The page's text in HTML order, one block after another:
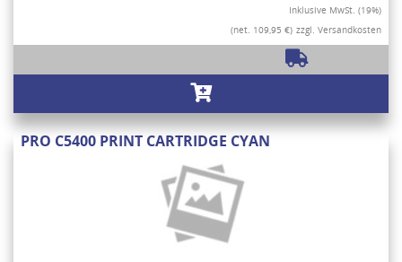
Inklusive MwSt. (19%)
(net. 109,95 €) zzgl. Versandkosten
PRO C5400 PRINT CARTRIDGE CYAN